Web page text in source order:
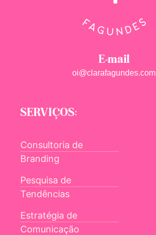
E-mail
oi@clarafagundes.com
SERVIÇOS:
Consultoria de
Branding
Pesquisa de
Tendências
Estratégia de
Comunicação